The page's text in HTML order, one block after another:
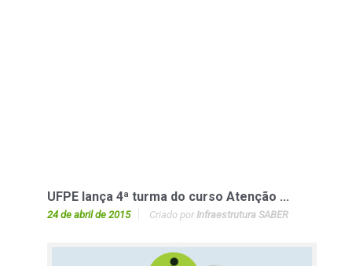
UFPE lança 4ª turma do curso Atenção ...
24 de abril de 2015 Criado porInfraestrutura SABER